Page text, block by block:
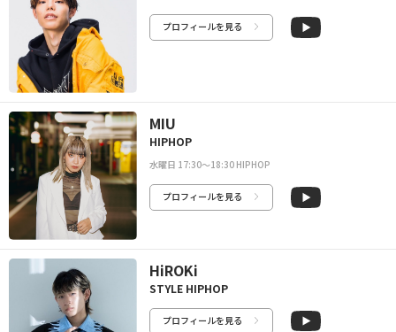
プロフィールを見る
MIU
HIPHOP
水曜日 17:30〜18:30 HIPHOP
プロフィールを見る
HiROKi
STYLE HIPHOP
プロフィールを見る